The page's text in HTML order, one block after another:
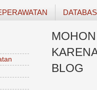
BLOG